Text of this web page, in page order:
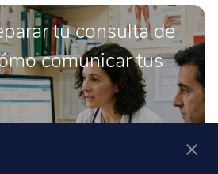
tu consulta de
comunicar tus